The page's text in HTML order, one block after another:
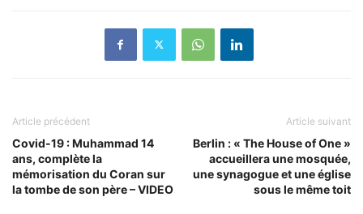
Article précédent
Covid-19 : Muhammad 14
ans, complète la
mémorisation du Coran sur
la tombe de son père – VIDEO
Article suivant
Berlin : « The House of One »
accueillera une mosquée,
une synagogue et une église
sous le même toit